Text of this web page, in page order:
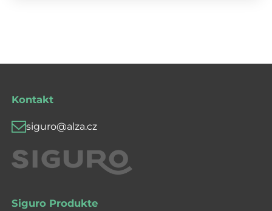
Kontakt
siguro@alza.cz
Siguro Produkte